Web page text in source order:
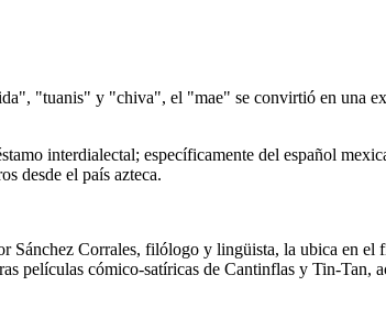
"tuanis" y "chiva", el "mae" se convirtió en una
interdialectal; específicamente del español
desde el país azteca.
Sánchez Corrales, filólogo y lingüista, la ubica en el
películas cómico-satíricas de Cantinflas y Tin-Tan,